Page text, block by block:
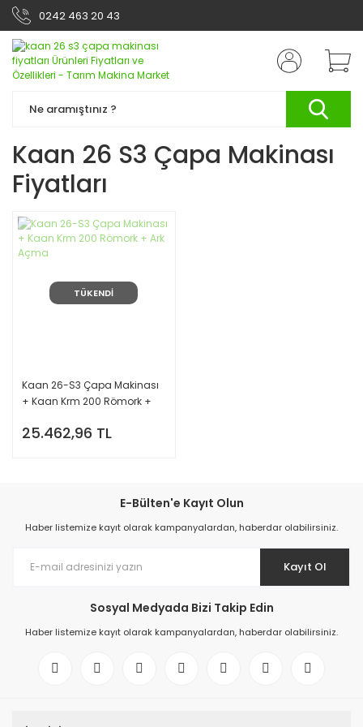
0242 463 20 43
Kaan 26 S3 Çapa Makinası
Fiyatları
TÜKENDİ
Kaan 26-S3 Çapa Makinası
+ Kaan Krm 200 Römork +
25.462,96 TL
E-Bülten'e Kayıt Olun
Haber listemize kayıt olarak kampanyalardan, haberdar olabilirsiniz.
Kayıt Ol
Sosyal Medyada Bizi Takip Edin
Haber listemize kayıt olarak kampanyalardan, haberdar olabilirsiniz.